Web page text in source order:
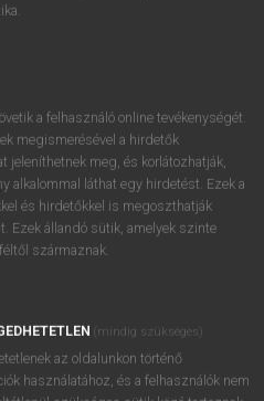
A PRESENT
az az első
és az angol igeidők …
2021. 11. 14.
APPLIKÁCIÓ
a felhasználó online tevékenységét.
megismerésével a hirdetők
jeleníthetnek meg, és korlátozhatják,
alkalommal láthat egy hirdetést. Ezek a
és hirdetőkkel is megoszthatják
Ezek állandó sütik, amelyek szinte
származnak.
(mindig szükséges)
az oldalunkon történő
használatához, és a felhasználók nem